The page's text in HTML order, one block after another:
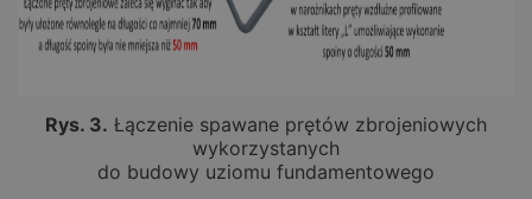
Rys. 3. Łączenie spawane prętów zbrojeniowych
wykorzystanych
do budowy uziomu fundamentowego